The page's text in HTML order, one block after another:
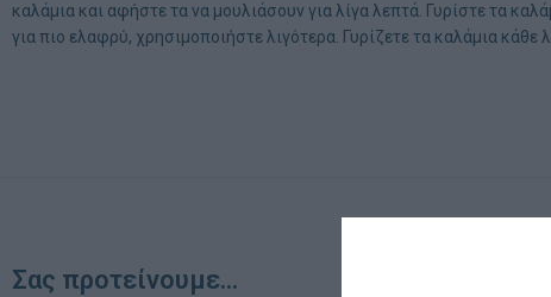
καλάμια και αφήστε τα να μουλιάσουν για λίγα λεπτά. Γυρίστε τα
για πιο ελαφρύ, χρησιμοποιήστε λιγότερα. Γυρίζετε τα καλάμια
Σας προτείνουμε...